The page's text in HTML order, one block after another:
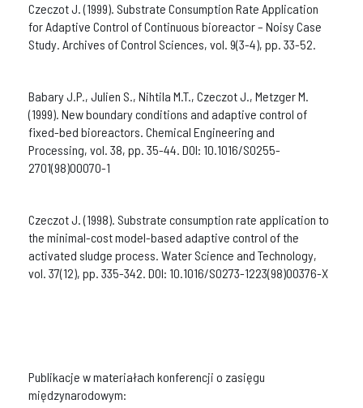
Czeczot J. (1999). Substrate Consumption Rate Application
for Adaptive Control of Continuous bioreactor – Noisy Case
Study. Archives of Control Sciences, vol. 9(3-4), pp. 33-52.
Babary J.P., Julien S., Nihtila M.T., Czeczot J., Metzger M.
(1999). New boundary conditions and adaptive control of
fixed-bed bioreactors. Chemical Engineering and
Processing, vol. 38, pp. 35-44. DOI: 10.1016/S0255-
2701(98)00070-1
Czeczot J. (1998). Substrate consumption rate application to
the minimal-cost model-based adaptive control of the
activated sludge process. Water Science and Technology,
vol. 37(12), pp. 335-342. DOI: 10.1016/S0273-1223(98)00376-X
Publikacje w materiałach konferencji o zasięgu
międzynarodowym: